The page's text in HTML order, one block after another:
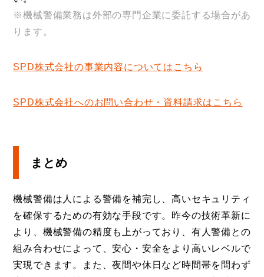
※機械警備業務は外部の専門企業に委託する場合があ
ります。
SPD株式会社の事業内容についてはこちら
SPD株式会社へのお問い合わせ・資料請求はこちら
まとめ
機械警備は人による警備を補完し、高いセキュリティ
を確保するための有効な手段です。昨今の技術革新に
より、機械警備の精度も上がっており、有人警備との
組み合わせによって、安心・安全をより高いレベルで
実現できます。また、夜間や休日など時間帯を問わず